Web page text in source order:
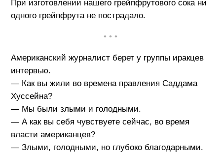
При изготовлении нашего грейпфрутового сока ни
одного грейпфрута не пострадало.
• • •
Американский журналист берет у группы иракцев
интервью.
— Как вы жили во времена правления Саддама
Хуссейна?
— Мы были злыми и голодными.
— А как вы себя чувствуете сейчас, во время
власти американцев?
— Злыми, голодными, но глубоко благодарными.